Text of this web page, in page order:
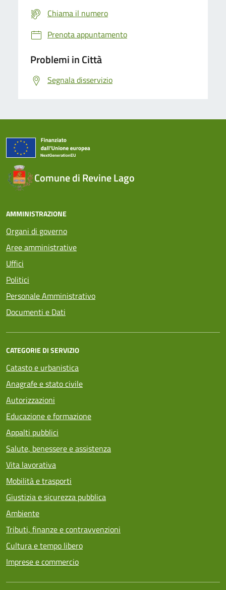
Chiama il numero
Prenota appuntamento
Problemi in Città
Segnala disservizio
Comune di Revine Lago
AMMINISTRAZIONE
Organi di governo
Aree amministrative
Uffici
Politici
Personale Amministrativo
Documenti e Dati
CATEGORIE DI SERVIZIO
Catasto e urbanistica
Anagrafe e stato civile
Autorizzazioni
Educazione e formazione
Appalti pubblici
Salute, benessere e assistenza
Vita lavorativa
Mobilità e trasporti
Giustizia e sicurezza pubblica
Ambiente
Tributi, finanze e contravvenzioni
Cultura e tempo libero
Imprese e commercio